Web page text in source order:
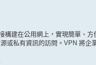
建在公用網上，實現簡單、方
或私有資訊的訪問。VPN 將企